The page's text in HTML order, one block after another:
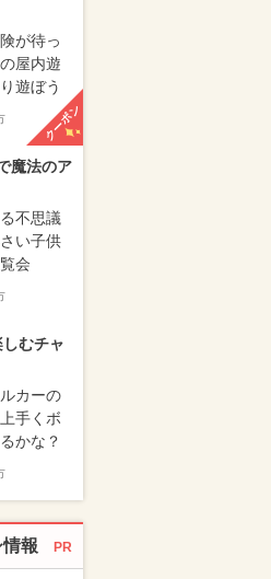
が待っ
屋内遊
遊ぼう
クーポン
魔法のア
不思議
い子供
会
むチャ
カーの
手くボ
かな？
報 PR